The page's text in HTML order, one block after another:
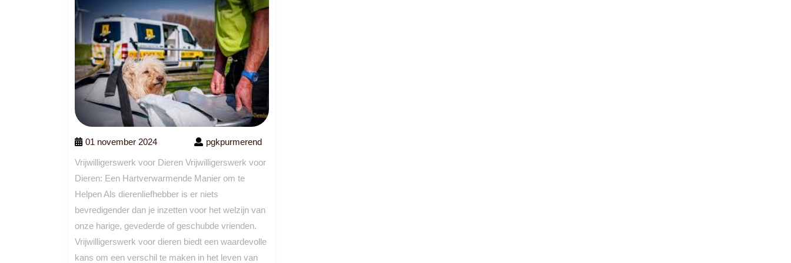
01 november 2024 pgkpurmerend
Vrijwilligerswerk voor Dieren Vrijwilligerswerk voor
Dieren: Een Hartverwarmende Manier om te
Helpen Als dierenliefhebber is er niets
bevredigender dan je inzetten voor het welzijn van
onze harige, gevederde of geschubde vrienden.
Vrijwilligerswerk voor dieren biedt een waardevolle
kans om een verschil te maken in het leven van